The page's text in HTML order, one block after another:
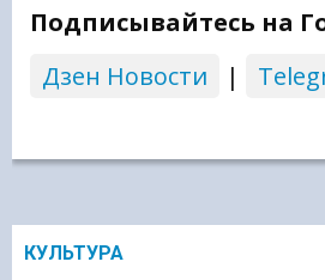
Подписывайтесь на
Дзен Новости
|
КУЛЬТУРА